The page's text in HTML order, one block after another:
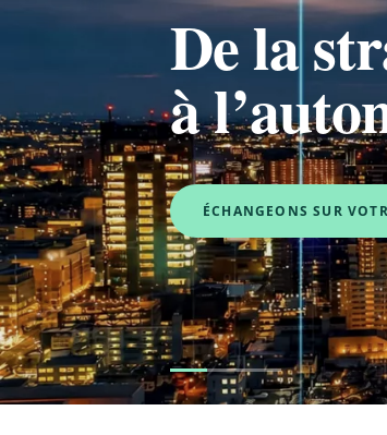
De la
à
ÉCHANGEONS SUR